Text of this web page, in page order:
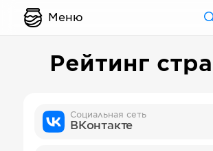
Меню
Рейтинг
Социальная сеть
ВКонтакте